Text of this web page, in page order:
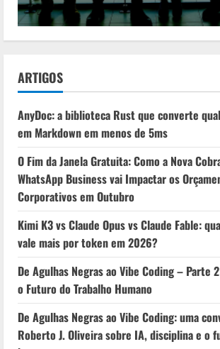
ARTIGOS
AnyDoc: a biblioteca Rust que converte
em Markdown em menos de 5ms
O Fim da Janela Gratuita: Como a Nova
WhatsApp Business vai Impactar os
Corporativos em Outubro
Kimi K3 vs Claude Opus vs Claude Fable:
vale mais por token em 2026?
De Agulhas Negras ao Vibe Coding – Parte
o Futuro do Trabalho Humano
De Agulhas Negras ao Vibe Coding: uma
Roberto J. Oliveira sobre IA, disciplina e o